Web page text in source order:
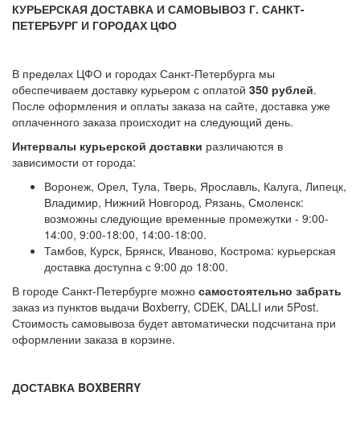
КУРЬЕРСКАЯ ДОСТАВКА И САМОВЫВОЗ Г. САНКТ-
ПЕТЕРБУРГ И ГОРОДАХ ЦФО
В пределах ЦФО и городах Санкт-Петербурга мы
обеспечиваем доставку курьером с оплатой 350 рублей.
После оформления и оплаты заказа на сайте, доставка уже
оплаченного заказа происходит на следующий день.
Интервалы курьерской доставки различаются в
зависимости от города:
Воронеж, Орел, Тула, Тверь, Ярославль, Калуга, Липецк,
Владимир, Нижний Новгород, Рязань, Смоленск:
возможны следующие временные промежутки - 9:00-
14:00, 9:00-18:00, 14:00-18:00.
Тамбов, Курск, Брянск, Иваново, Кострома: курьерская
доставка доступна с 9:00 до 18:00.
В городе Санкт-Петербурге можно самостоятельно забрать
заказ из пунктов выдачи Boxberry, CDEK, DALLI или 5Post.
Стоимость самовывоза будет автоматически подсчитана при
оформлении заказа в корзине.
ДОСТАВКА BOXBERRY